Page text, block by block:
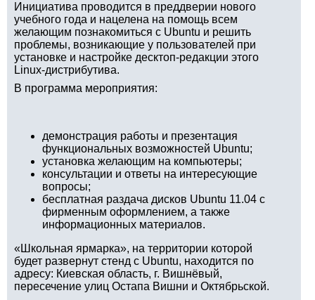
Инициатива проводится в преддверии нового
учебного года и нацелена на помощь всем
желающим познакомиться с Ubuntu и решить
проблемы, возникающие у пользователей при
установке и настройке десктоп-редакции этого
Linux-дистрибутива.
В программа мероприятия:
демонстрация работы и презентация
функциональных возможностей Ubuntu;
установка желающим на компьютеры;
консультации и ответы на интересующие
вопросы;
бесплатная раздача дисков Ubuntu 11.04 с
фирменным оформлением, а также
информационных материалов.
«Школьная ярмарка», на территории которой
будет развернут стенд с Ubuntu, находится по
адресу: Киевская область, г. Вишнёвый,
пересечение улиц Остапа Вишни и Октябрьской.